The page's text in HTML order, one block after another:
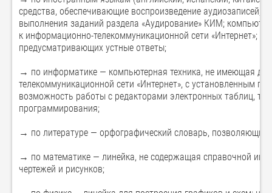
средства, обеспечивающие воспроизведение аудиозаписей,
выполнения заданий раздела «Аудирование» КИМ;
к информационно-телекоммуникационной сети «Интернет»;
предусматривающих устные ответы;
→ по информатике — компьютерная техника, не имеющая
телекоммуникационной сети «Интернет», с установленным
возможность работы с редакторами электронных таблиц,
программирования;
→ по литературе — орфографический словарь, позволяющий
→ по математике — линейка, не содержащая справочной
чертежей и рисунков;